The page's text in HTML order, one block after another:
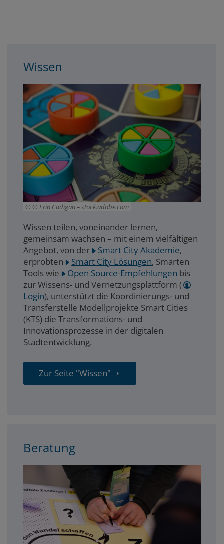
Wissen
© Erin Cadigan – stock.adobe.com
Wissen teilen, voneinander lernen,
gemeinsam wachsen – mit einem vielfältigen
Angebot, von der
Smart City Akademie,
erprobten
Smart City Lösungen, Smarten
Tools wie
Open Source-Empfehlungen bis
zur Wissens- und Vernetzungsplattform (
Login), unterstützt die Koordinierungs- und
Transferstelle Modellprojekte Smart Cities
(KTS) die Transformations- und
Innovationsprozesse in der digitalen
Stadtentwicklung.
Zur Seite "Wissen"
Beratung